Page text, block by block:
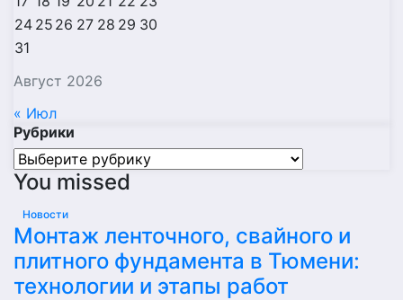
Август 2026
24 25 26 27 28 29 30
31
« Июл
Рубрики
Рубрики
You missed
Новости
Монтаж ленточного, свайного и
плитного фундамента в Тюмени:
технологии и этапы работ